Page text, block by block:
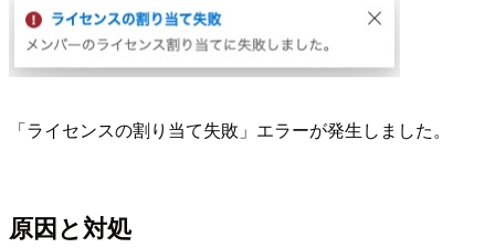
「ライセンスの割り当て失敗」エラーが発生しました。
原因と対処